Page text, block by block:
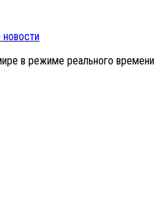
в режиме реального времени